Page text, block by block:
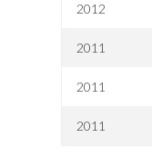
2012
2011
2011
2011